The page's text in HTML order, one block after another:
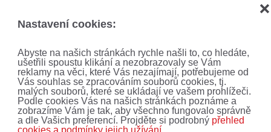
Nastavení cookies:
Abyste na našich stránkách rychle našli to, co hledáte,
ušetřili spoustu klikání a nezobrazovaly se Vám
reklamy na věci, které Vás nezajímají, potřebujeme od
Vás souhlas se zpracováním souborů cookies, tj.
malých souborů, které se ukládají ve vašem prohlížeči.
Podle cookies Vás na našich stránkách poznáme a
zobrazíme Vám je tak, aby všechno fungovalo správně
a dle Vašich preferencí. Projděte si podrobný přehled
cookies a podmínky jejich užívání.
❌